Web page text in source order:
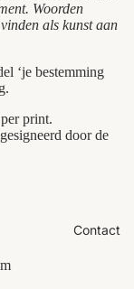
Contact
Woorden
als kunst aan
‘je bestemming
print.
door de